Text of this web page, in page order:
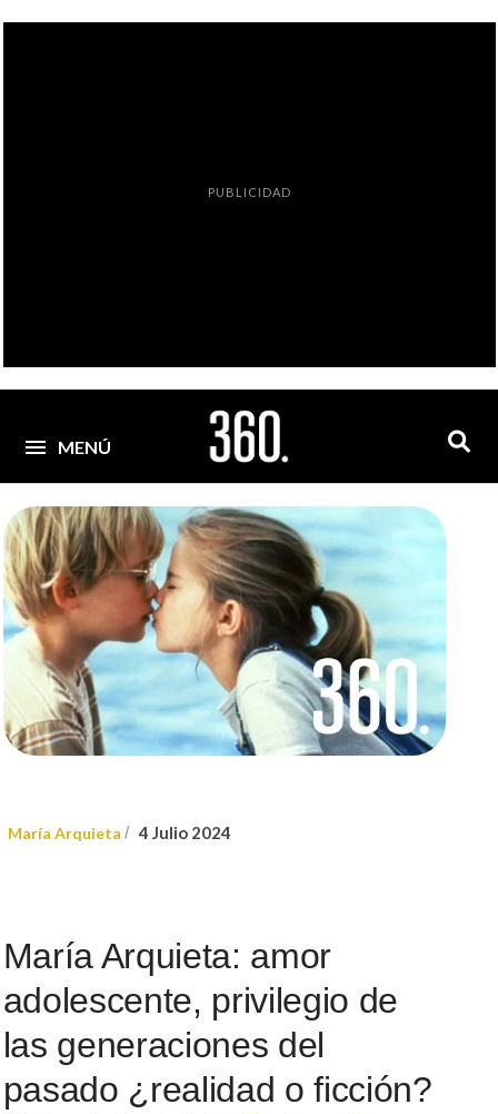
PUBLICIDAD
MENÚ
María Arquieta / 4 Julio 2024
María Arquieta: amor
adolescente, privilegio de
las generaciones del
pasado ¿realidad o ficción?